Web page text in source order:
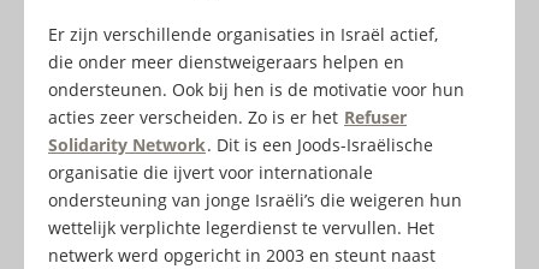
Er zijn verschillende organisaties in Israël actief,
die onder meer dienstweigeraars helpen en
ondersteunen. Ook bij hen is de motivatie voor hun
acties zeer verscheiden. Zo is er het Refuser
Solidarity Network. Dit is een Joods-Israëlische
organisatie die ijvert voor internationale
ondersteuning van jonge Israëli’s die weigeren hun
wettelijk verplichte legerdienst te vervullen. Het
netwerk werd opgericht in 2003 en steunt naast